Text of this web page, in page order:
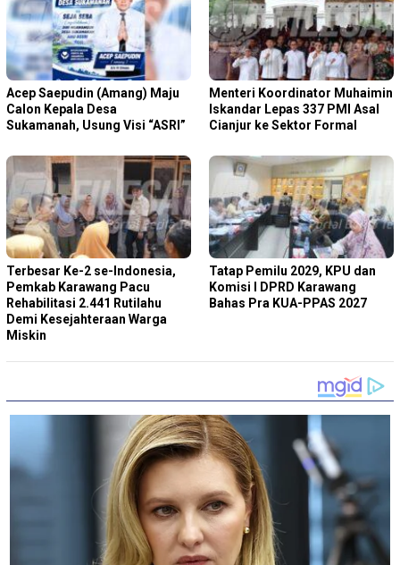
Acep Saepudin (Amang) Maju
Calon Kepala Desa
Sukamanah, Usung Visi “ASRI”
Menteri Koordinator Muhaimin
Iskandar Lepas 337 PMI Asal
Cianjur ke Sektor Formal
Terbesar Ke-2 se-Indonesia,
Pemkab Karawang Pacu
Rehabilitasi 2.441 Rutilahu
Demi Kesejahteraan Warga
Miskin
Tatap Pemilu 2029, KPU dan
Komisi I DPRD Karawang
Bahas Pra KUA-PPAS 2027